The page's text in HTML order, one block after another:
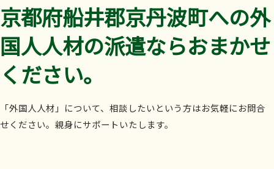
京都府船井郡京丹波町への外
国人人材の派遣ならおまかせ
ください。
「外国人人材」について、相談したいという方はお気軽にお問合
せください。親身にサポートいたします。